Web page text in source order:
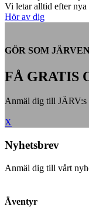
Vi letar alltid efter nya
Hör av dig
GÖR SOM
FÅ GRATIS
Anmäl dig till JÄRV:s
X
Nyhetsbrev
Anmäl dig till vårt
Äventyr